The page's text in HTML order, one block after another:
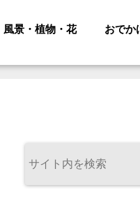
風景・植物・花 おでか